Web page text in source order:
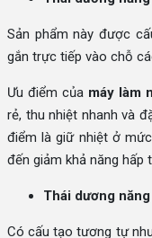
Sản phẩm này được
gắn trực tiếp vào chỗ
Ưu điểm của máy làm
rẻ, thu nhiệt nhanh và
điểm là giữ nhiệt ở
đến giảm khả năng hấp
Thái dương
Có cấu tạo tương tự